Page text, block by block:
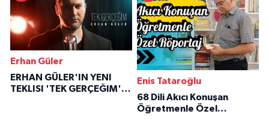
Erhan Güler
ERHAN GÜLER'IN YENI
TEKLISI 'TEK GERÇEĞIM'LE
Enis Tataroğlu
68 Dili Akıcı Konuşan
Öğretmenle Özel